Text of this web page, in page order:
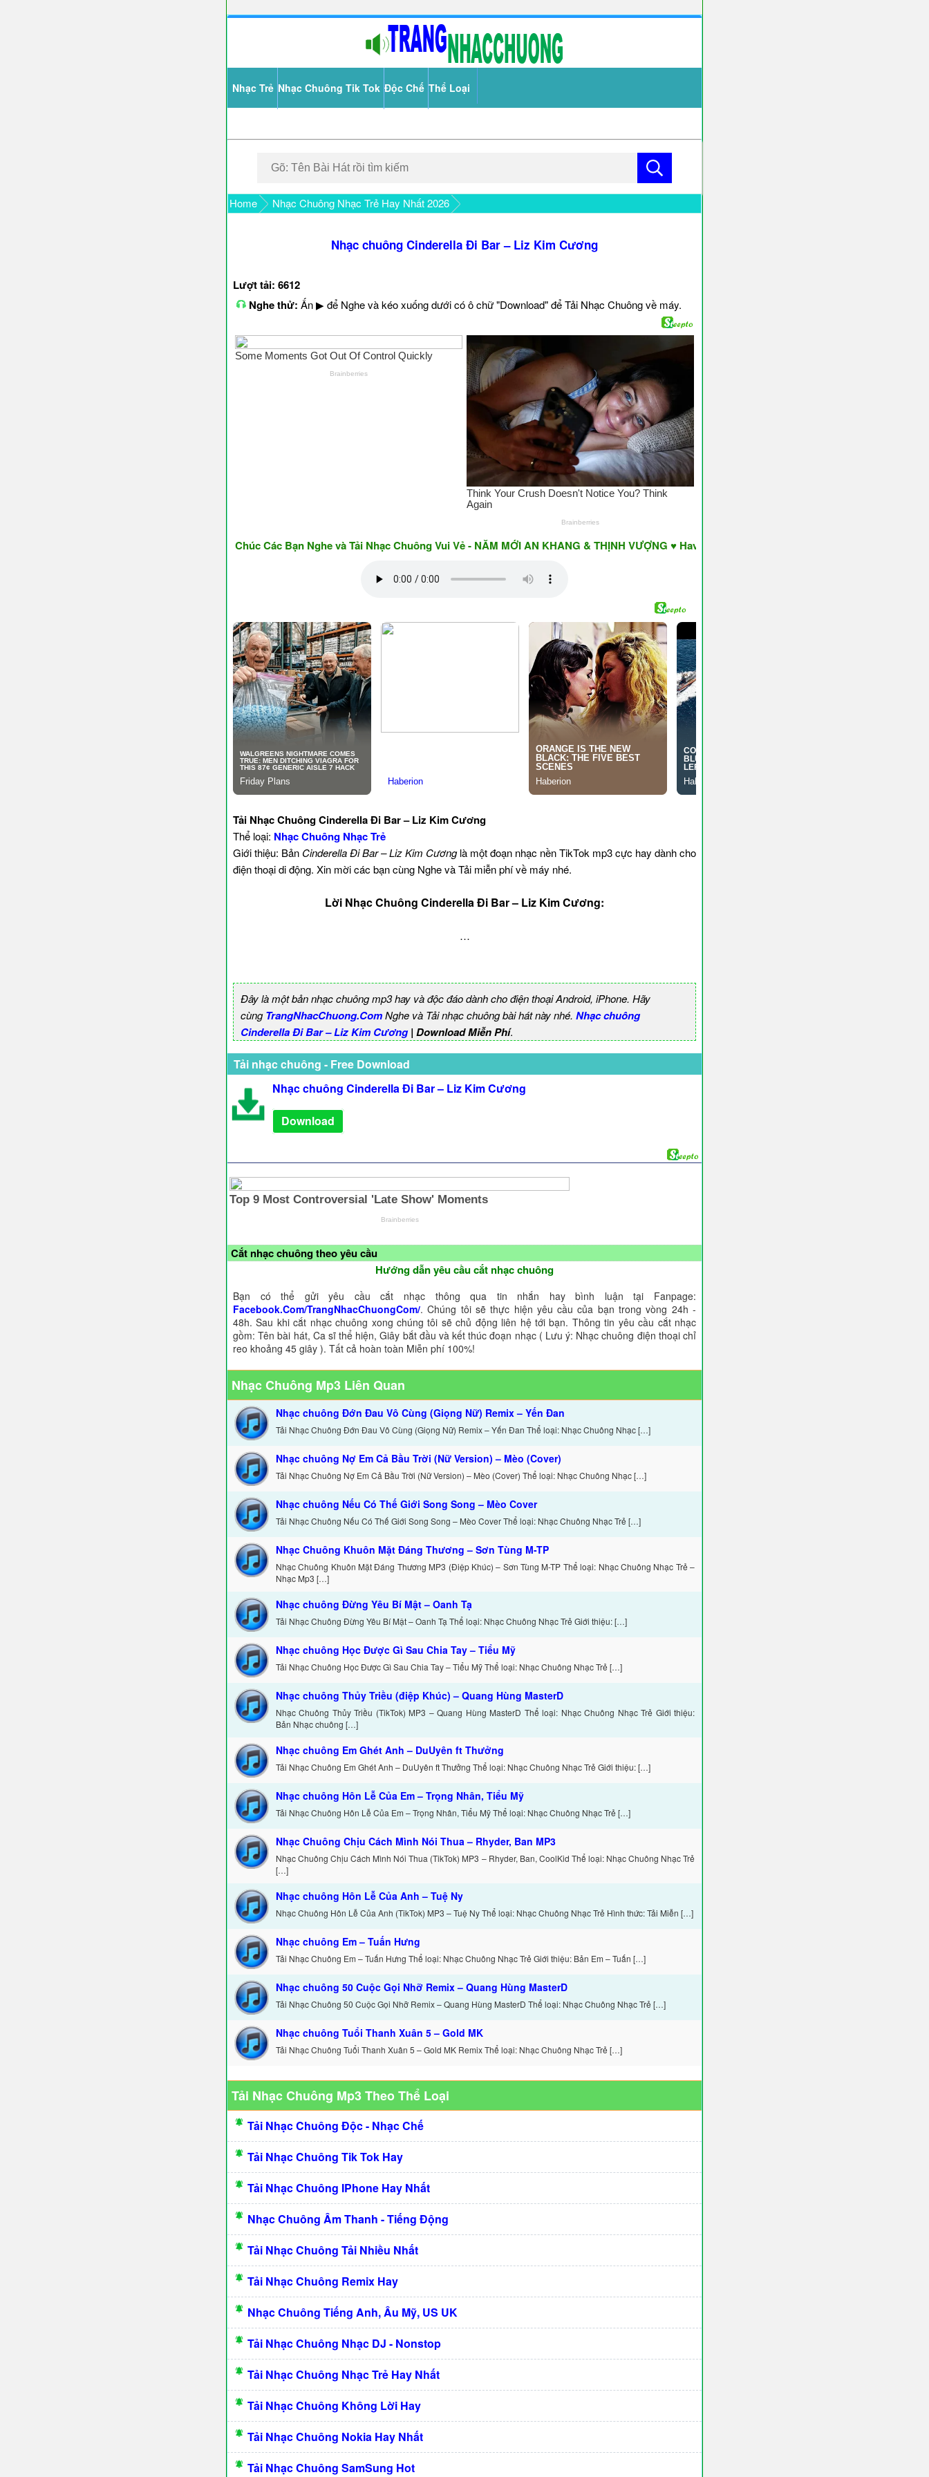
Nhạc Trẻ Nhạc Chuông Tik Tok Độc Chế Thể Loại
Home Nhạc Chuông Nhạc Trẻ Hay Nhất 2026
Nhạc chuông Cinderella Đi Bar – Liz Kim Cương
Lượt tải: 6612
Nghe thử: Ấn ▶ để Nghe và kéo xuống dưới có ô chữ "Download" để Tải Nhạc Chuông về máy.
♥ Chúc Các Bạn Nghe và Tải Nhạc Chuông Vui Vẻ - NĂM MỚI AN KHANG & THỊNH VƯỢNG ♥ Have A Nice Day ♥
Tải Nhạc Chuông Cinderella Đi Bar – Liz Kim Cương
Thể loại: Nhạc Chuông Nhạc Trẻ
Giới thiệu: Bản Cinderella Đi Bar – Liz Kim Cươnglà một đoạn nhạc nền TikTok mp3 cực hay dành cho
điện thoại di động. Xin mời các bạn cùng Nghe và Tải miễn phí về máy nhé.
Lời Nhạc Chuông Cinderella Đi Bar – Liz Kim Cương:
…
Đây là một bản nhạc chuông mp3 hay và độc đáo dành cho điện thoại Android, iPhone. Hãy
cùngTrangNhacChuong.ComNghe và Tải nhạc chuông bài hát này nhé. Nhạc chuông
Cinderella Đi Bar – Liz Kim Cương| Download Miễn Phí.
Tải nhạc chuông - Free Download
Nhạc chuông Cinderella Đi Bar – Liz Kim Cương
Download
Cắt nhạc chuông theo yêu cầu
Hướng dẫn yêu cầu cắt nhạc chuông
Bạn có thể gửi yêu cầu cắt nhạc thông qua tin nhắn hay bình luận tại Fanpage:
Facebook.Com/TrangNhacChuongCom/. Chúng tôi sẽ thực hiện yêu cầu của bạn trong vòng 24h -
48h. Sau khi cắt nhạc chuông xong chúng tôi sẽ chủ động liên hệ tới bạn. Thông tin yêu cầu cắt nhạc
gồm: Tên bài hát, Ca sĩ thể hiện, Giây bắt đầu và kết thúc đoạn nhạc ( Lưu ý: Nhạc chuông điện thoại chỉ
reo khoảng 45 giây ). Tất cả hoàn toàn Miễn phí 100%!
Nhạc Chuông Mp3 Liên Quan
Nhạc chuông Đớn Đau Vô Cùng (Giọng Nữ) Remix – Yến Đan
Tải Nhạc Chuông Đớn Đau Vô Cùng (Giọng Nữ) Remix – Yến Đan Thể loại: Nhạc Chuông Nhạc […]
Nhạc chuông Nợ Em Cả Bầu Trời (Nữ Version) – Mèo (Cover)
Tải Nhạc Chuông Nợ Em Cả Bầu Trời (Nữ Version) – Mèo (Cover) Thể loại: Nhạc Chuông Nhạc […]
Nhạc chuông Nếu Có Thế Giới Song Song – Mèo Cover
Tải Nhạc Chuông Nếu Có Thế Giới Song Song – Mèo Cover Thể loại: Nhạc Chuông Nhạc Trẻ […]
Nhạc Chuông Khuôn Mặt Đáng Thương – Sơn Tùng M-TP
Nhạc Chuông Khuôn Mặt Đáng Thương MP3 (Điệp Khúc) – Sơn Tùng M-TP Thể loại: Nhạc Chuông Nhạc Trẻ –
Nhạc Mp3 […]
Nhạc chuông Đừng Yêu Bí Mật – Oanh Tạ
Tải Nhạc Chuông Đừng Yêu Bí Mật – Oanh Tạ Thể loại: Nhạc Chuông Nhạc Trẻ Giới thiệu: […]
Nhạc chuông Học Được Gì Sau Chia Tay – Tiểu Mỹ
Tải Nhạc Chuông Học Được Gì Sau Chia Tay – Tiểu Mỹ Thể loại: Nhạc Chuông Nhạc Trẻ […]
Nhạc chuông Thủy Triều (điệp Khúc) – Quang Hùng MasterD
Nhạc Chuông Thủy Triều (TikTok) MP3 – Quang Hùng MasterD Thể loại: Nhạc Chuông Nhạc Trẻ Giới thiệu:
Bản Nhạc chuông […]
Nhạc chuông Em Ghét Anh – DuUyên ft Thưởng
Tải Nhạc Chuông Em Ghét Anh – DuUyên ft Thưởng Thể loại: Nhạc Chuông Nhạc Trẻ Giới thiệu: […]
Nhạc chuông Hôn Lễ Của Em – Trọng Nhân, Tiểu Mỹ
Tải Nhạc Chuông Hôn Lễ Của Em – Trọng Nhân, Tiểu Mỹ Thể loại: Nhạc Chuông Nhạc Trẻ […]
Nhạc Chuông Chịu Cách Mình Nói Thua – Rhyder, Ban MP3
Nhạc Chuông Chịu Cách Mình Nói Thua (TikTok) MP3 – Rhyder, Ban, CoolKid Thể loại: Nhạc Chuông Nhạc Trẻ
[…]
Nhạc chuông Hôn Lễ Của Anh – Tuệ Ny
Nhạc Chuông Hôn Lễ Của Anh (TikTok) MP3 – Tuệ Ny Thể loại: Nhạc Chuông Nhạc Trẻ Hình thức: Tải Miễn […]
Nhạc chuông Em – Tuấn Hưng
Tải Nhạc Chuông Em – Tuấn Hưng Thể loại: Nhạc Chuông Nhạc Trẻ Giới thiệu: Bản Em – Tuấn […]
Nhạc chuông 50 Cuộc Gọi Nhỡ Remix – Quang Hùng MasterD
Tải Nhạc Chuông 50 Cuộc Gọi Nhỡ Remix – Quang Hùng MasterD Thể loại: Nhạc Chuông Nhạc Trẻ […]
Nhạc chuông Tuổi Thanh Xuân 5 – Gold MK
Tải Nhạc Chuông Tuổi Thanh Xuân 5 – Gold MK Remix Thể loại: Nhạc Chuông Nhạc Trẻ […]
Tải Nhạc Chuông Mp3 Theo Thể Loại
Tải Nhạc Chuông Độc - Nhạc Chế
Tải Nhạc Chuông Tik Tok Hay
Tải Nhạc Chuông IPhone Hay Nhất
Nhạc Chuông Âm Thanh - Tiếng Động
Tải Nhạc Chuông Tải Nhiều Nhất
Tải Nhạc Chuông Remix Hay
Nhạc Chuông Tiếng Anh, Âu Mỹ, US UK
Tải Nhạc Chuông Nhạc DJ - Nonstop
Tải Nhạc Chuông Nhạc Trẻ Hay Nhất
Tải Nhạc Chuông Không Lời Hay
Tải Nhạc Chuông Nokia Hay Nhất
Tải Nhạc Chuông SamSung Hot